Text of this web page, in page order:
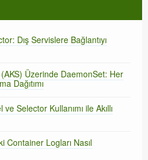
Dış Servislere Bağlantıyı
Üzerinde DaemonSet: Her
Dağıtımı
Selector Kullanımı ile Akıllı
Container Logları Nasıl